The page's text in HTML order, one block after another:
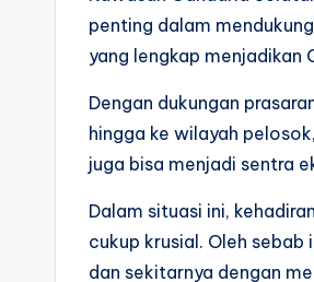
penting dalam
yang lengkap menjadikan
Dengan dukungan
hingga ke wilayah
juga bisa menjadi sentra
Dalam situasi ini,
cukup krusial. Oleh
dan sekitarnya dengan